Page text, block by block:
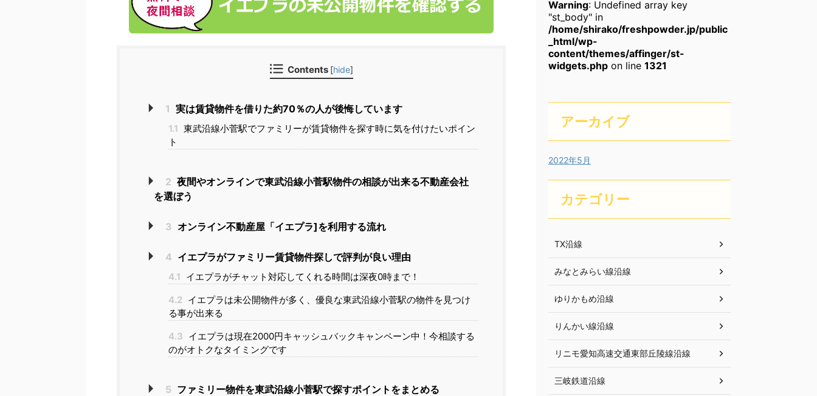
Contents [hide]
1 実は賃貸物件を借りた約70％の人が後悔しています
1.1 東武沿線小菅駅でファミリーが賃貸物件を探す時に気を付けたいポイン
ト
2 夜間やオンラインで東武沿線小菅駅物件の相談が出来る不動産会社
を選ぼう
3 オンライン不動産屋「イエプラ]を利用する流れ
4 イエプラがファミリー賃貸物件探しで評判が良い理由
4.1 イエプラがチャット対応してくれる時間は深夜0時まで！
4.2 イエプラは未公開物件が多く、優良な東武沿線小菅駅の物件を見つけ
る事が出来る
4.3 イエプラは現在2000円キャッシュバックキャンペーン中！今相談する
のがオトクなタイミングです
5 ファミリー物件を東武沿線小菅駅で探すポイントをまとめる
Warning: Undefined array key
"st_body" in
/home/shirako/freshpowder.jp/public
_html/wp-
content/themes/affinger/st-
widgets.php on line 1321
アーカイブ
2022年5月
カテゴリー
TX沿線
みなとみらい線沿線
ゆりかもめ沿線
りんかい線沿線
リニモ愛知高速交通東部丘陵線沿線
三岐鉄道沿線